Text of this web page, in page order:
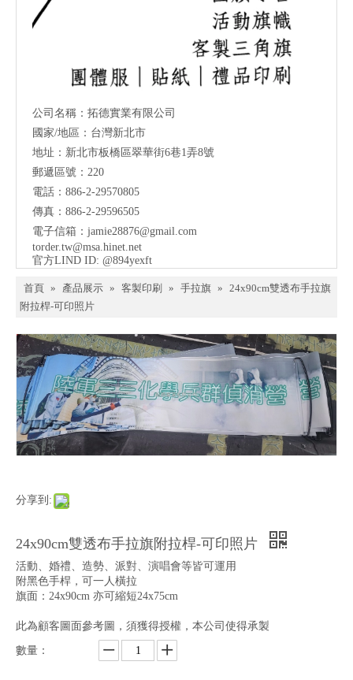
公司名稱：拓德實業有限公司
國家/地區：台灣新北市
地址：新北市板橋區翠華街6巷1弄8號
郵遞區號：220
電話：886-2-29570805
傳真：886-2-29596505
電子信箱： jamie28876@gmail.com
torder.tw@msa.hinet.net
官方LIND ID: @894yexft
首頁 » 產品展示 » 客製印刷 » 手拉旗 »
24x90cm雙透布手拉旗
附拉桿-可印照片
分享到:
24x90cm雙透布手拉旗附拉桿-可印照片
活動、婚禮、造勢、派對、演唱會等皆可運用
附黑色手桿，可一人橫拉
旗面：24x90cm 亦可縮短24x75cm
此為顧客圖面參考圖，須獲得授權，本公司使得承製
數量：